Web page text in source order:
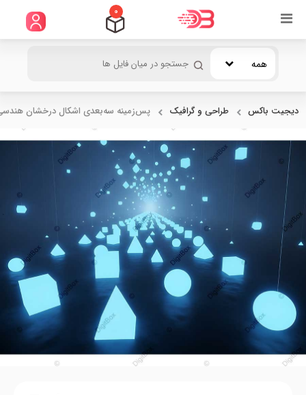
0
همه
دیجیت باکس طراحی و گرافیک پس‌زمینه سه‌بعدی اشکال درخشان